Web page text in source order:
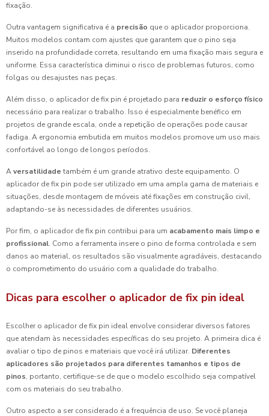
fixação.
Outra vantagem significativa é a precisão que o aplicador proporciona.
Muitos modelos contam com ajustes que garantem que o pino seja
inserido na profundidade correta, resultando em uma fixação mais segura e
uniforme. Essa característica diminui o risco de problemas futuros, como
folgas ou desajustes nas peças.
Além disso, o aplicador de fix pin é projetado para reduzir o esforço físico
necessário para realizar o trabalho. Isso é especialmente benéfico em
projetos de grande escala, onde a repetição de operações pode causar
fadiga. A ergonomia embutida em muitos modelos promove um uso mais
confortável ao longo de longos períodos.
Aversatilidade também é um grande atrativo deste equipamento. O
aplicador de fix pin pode ser utilizado em uma ampla gama de materiais e
situações, desde montagem de móveis até fixações em construção civil,
adaptando-se às necessidades de diferentes usuários.
Por fim, o aplicador de fix pin contribui para um acabamento mais limpo e
profissional. Como a ferramenta insere o pino de forma controlada e sem
danos ao material, os resultados são visualmente agradáveis, destacando
o comprometimento do usuário com a qualidade do trabalho.
Dicas para escolher o aplicador de fix pin ideal
Escolher o aplicador de fix pin ideal envolve considerar diversos fatores
que atendam às necessidades específicas do seu projeto. A primeira dica é
avaliar o tipo de pinos e materiais que você irá utilizar. Diferentes
aplicadores são projetados para diferentes tamanhos e tipos de
pinos, portanto, certifique-se de que o modelo escolhido seja compatível
com os materiais do seu trabalho.
Outro aspecto a ser considerado é a frequência de uso. Se você planeja